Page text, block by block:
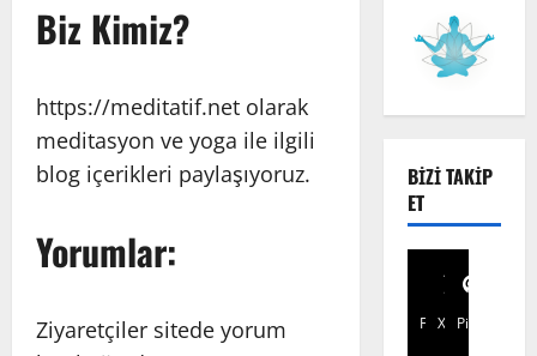
Biz Kimiz?
https://meditatif.net olarak
meditasyon ve yoga ile ilgili
blog içerikleri paylaşıyoruz.
Yorumlar:
Ziyaretçiler sitede yorum
BIZI TAKIP
ET
Facebook
X Pinterest